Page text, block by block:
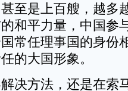
至是上百艘，越多
和平力量，中国参
常任理事国的身份
的大国形象。
方法，还是在索